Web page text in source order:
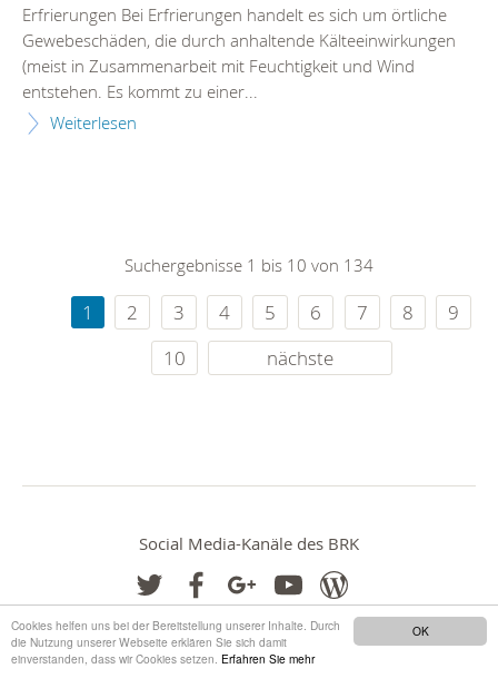
OK
Cookies helfen uns bei der Bereitstellung unserer Inhalte. Durch
die Nutzung unserer Webseite erklären Sie sich damit
einverstanden, dass wir Cookies setzen. Erfahren Sie mehr
Erfrierungen Bei Erfrierungen handelt es sich um örtliche
Gewebeschäden, die durch anhaltende Kälteeinwirkungen
(meist in Zusammenarbeit mit Feuchtigkeit und Wind
entstehen. Es kommt zu einer...
Weiterlesen
Suchergebnisse 1 bis 10 von 134
1 2 3 4 5 6 7 8
9
10
nächste
Social Media-Kanäle des BRK